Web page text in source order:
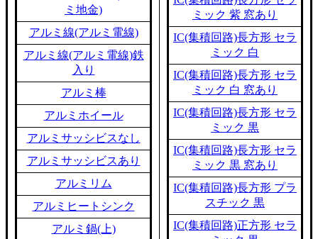
ミ地金)
アルミ線(アルミ電線)
アルミ線(アルミ電線)鉄
入り
アルミ棒
アルミホイール
アルミサッシビスなし
アルミサッシビスあり
アルミリム
アルミヒートシンク
アルミ鍋(上)
ミック 紫 窓あり
IC(集積回路)長方形 セラ
ミック 白
IC(集積回路)長方形 セラ
ミック 白 窓あり
IC(集積回路)長方形 セラ
ミック 黒
IC(集積回路)長方形 セラ
ミック 黒 窓あり
IC(集積回路)長方形 プラ
スチック 黒
IC(集積回路)正方形 セラ